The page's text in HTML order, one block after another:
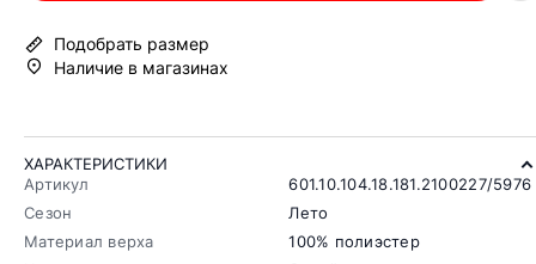
Подобрать размер
Наличие в магазинах
ХАРАКТЕРИСТИКИ
Артикул
601.10.104.18.181.2100227/5976
Сезон
Лето
Материал верха
100% полиэстер